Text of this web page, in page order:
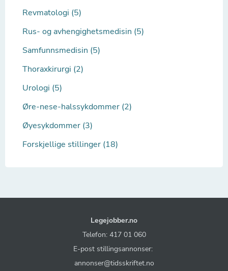
Revmatologi (5)
Rus- og avhengighetsmedisin (5)
Samfunnsmedisin (5)
Thoraxkirurgi (2)
Urologi (5)
Øre-nese-halssykdommer (2)
Øyesykdommer (3)
Forskjellige stillinger (18)
Legejobber.no
Telefon: 417 01 060
E-post stillingsannonser:
annonser@tidsskriftet.no